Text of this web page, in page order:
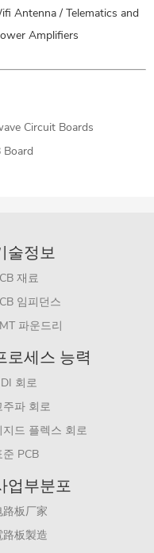
Antenna / Telematics and
Amplifiers
Circuit Boards
Board
술정보
재료
임피던스
파운드리
로세스 능력
회로
주파 회로
지드 플렉스 회로
준 PCB
업부분포
路板厂家
路板製造